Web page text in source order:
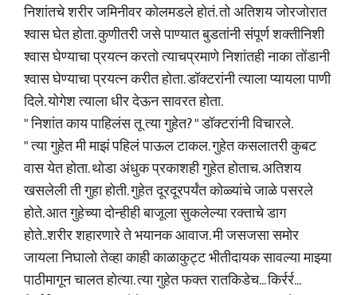
निशांतचे शरीर जमिनीवर कोलमडले होतं. तो अतिशय जोरजोरात
श्वास घेत होता. कुणीतरी जसे पाण्यात बुडतांनी संपूर्ण शक्तीनिशी
श्वास घेण्याचा प्रयत्न करतो त्याचप्रमाणे निशांतही नाका तोंडानी
श्वास घेण्याचा प्रयत्न करीत होता. डॉक्टरांनी त्याला प्यायला पाणी
दिले. योगेश त्याला धीर देऊन सावरत होता.
" निशांत काय पाहिलंस तू त्या गुहेत? " डॉक्टरांनी विचारले.
" त्या गुहेत मी माझं पहिलं पाऊल टाकल. गुहेत कसलातरी कुबट
वास येत होता. थोडा अंधुक प्रकाशही गुहेत होताच. अतिशय
खसलेली ती गुहा होती. गुहेत दूरदूरपर्यंत कोळ्यांचे जाळे पसरले
होते. आत गुहेच्या दोन्हीही बाजूला सुकलेल्या रक्ताचे डाग
होते..शरीर शहारणारे ते भयानक आवाज. मी जसजसा समोर
जायला निघालो तेव्हा काही काळाकुट्ट भीतीदायक सावल्या माझ्या
पाठीमागून चालत होत्या. त्या गुहेत फक्त रातकिडेच... किर्रर्र...